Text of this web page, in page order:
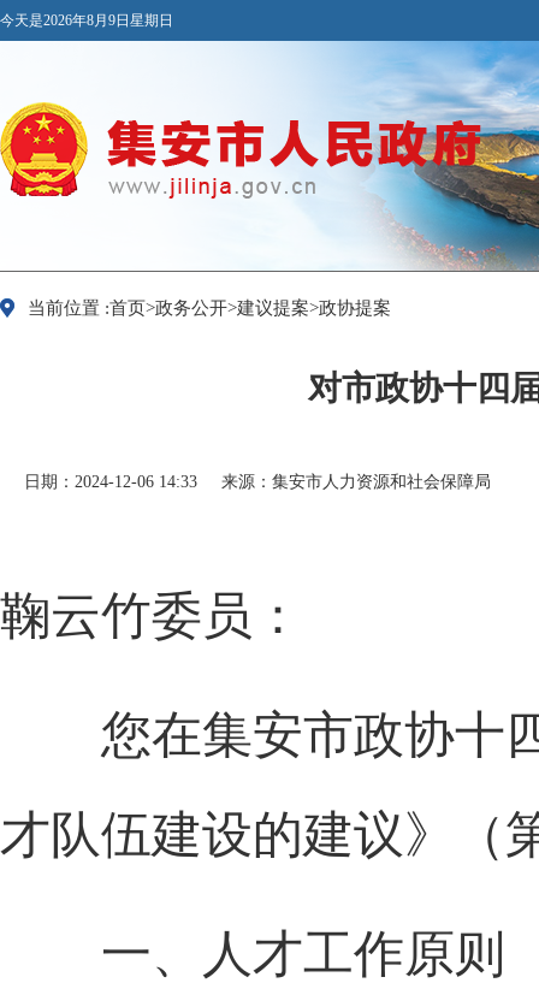
今天是2026年8月9日星期日
当前位置 :首页>政务公开>建议提案>政协提案
对市政协十四
日期：2024-12-06 14:33 来源：集安市人力资源和社会保障局
鞠云竹委员：
您在集安市政协十四
才队伍建设的建议》（
一、人才工作原则